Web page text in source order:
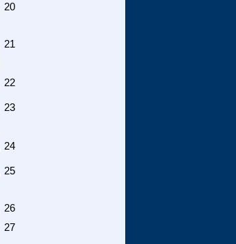
20
21
22
23
24
25
26
27